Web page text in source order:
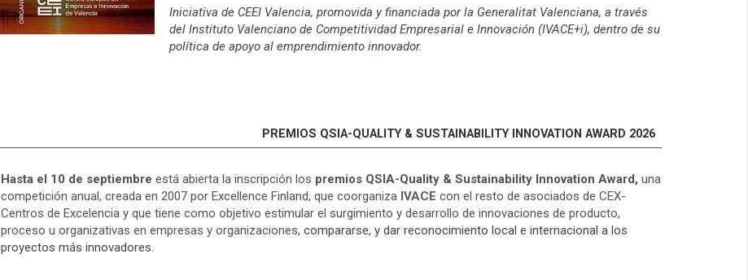
Iniciativa de CEEI Valencia, promovida y financiada por la Generalitat Valenciana, a través
del Instituto Valenciano de Competitividad Empresarial e Innovación (IVACE+i), dentro de su
política de apoyo al emprendimiento innovador.
PREMIOS QSIA-QUALITY & SUSTAINABILITY INNOVATION AWARD 2026
Hasta el 10 de septiembre está abierta la inscripción los premios QSIA-Quality & Sustainability Innovation Award, una
competición anual, creada en 2007 por Excellence Finland, que coorganiza IVACE con el resto de asociados de CEX-
Centros de Excelencia y que tiene como objetivo estimular el surgimiento y desarrollo de innovaciones de producto,
proceso u organizativas en empresas y organizaciones, compararse, y dar reconocimiento local e internacional a los
proyectos más innovadores.